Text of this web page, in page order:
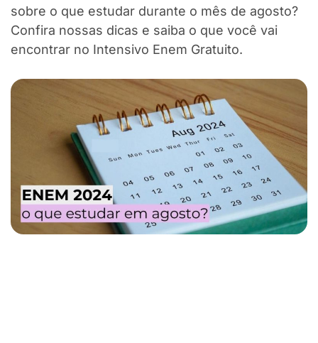
sobre o que estudar durante o mês de agosto?
Confira nossas dicas e saiba o que você vai
encontrar no Intensivo Enem Gratuito.